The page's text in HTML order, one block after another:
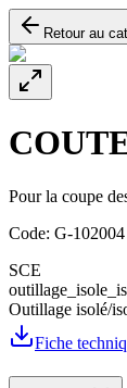
Retour au
Pour la coupe
Code: G-102004
SCE
Outillage isolé/
Fiche